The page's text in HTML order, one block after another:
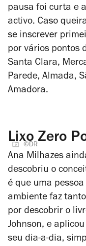
pausa foi curta e
activo. Caso
se inscrever
por vários pontos
Santa Clara,
Parede, Almada,
Amadora.
Lixo Zero
©DR
Ana Milhazes
descobriu o
é que uma
ambiente faz
por descobrir o
Johnson, e
seu dia-a-dia,